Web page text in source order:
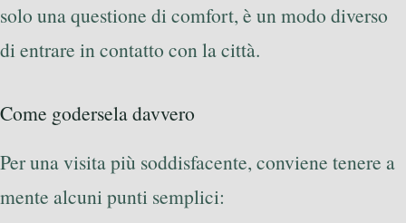
solo una questione di comfort, è un modo diverso
di entrare in contatto con la città.
Come godersela davvero
Per una visita più soddisfacente, conviene tenere a
mente alcuni punti semplici: